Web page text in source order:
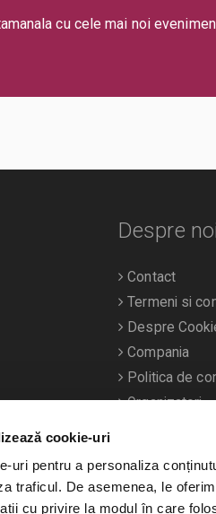
cookie-uri
uri pentru a personaliza
traficul. De asemenea, le
cu privire la modul în care
cu cele mai noi
Despre noi
Contact
Termeni si
Despre
Compania
Politica de
Organizatori